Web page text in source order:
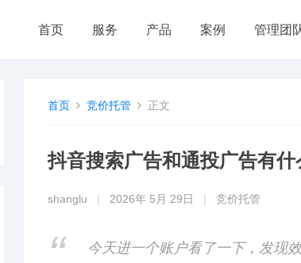
首页 服务 产品 案例 管理团
首页 竞价托管 正文
抖音搜索广告和通投广告有
shanglu 2026年 5月 29日 竞价托管
今天进一个账户看了一下，发现